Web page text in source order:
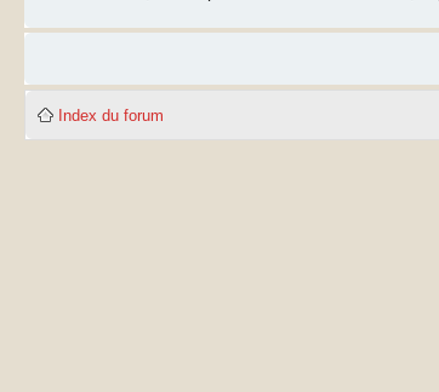
Index du forum